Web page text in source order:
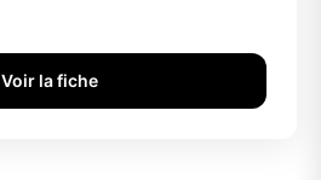
Voir la fiche